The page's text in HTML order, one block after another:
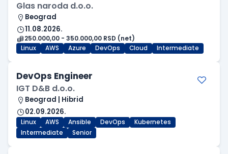
Glas naroda d.o.o.
Beograd
11.08.2026.
250.000,00 - 350.000,00 RSD (net)
Linux
AWS Azure DevOps Cloud Intermediate
DevOps Engineer
IGT D&B d.o.o.
Beograd | Hibrid
02.09.2026.
Linux AWS Ansible DevOps
Kubernetes
Intermediate
Senior